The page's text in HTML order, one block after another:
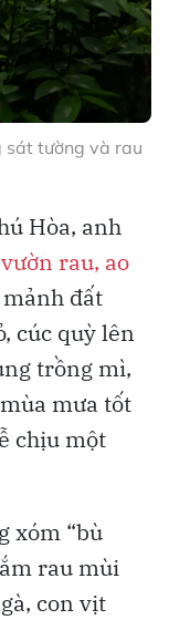
sát tường và rau
Hòa, anh
vườn rau, ao
đất
cúc quỳ lên
trồng mì,
mưa tốt
chịu một
xóm “bù
rau mùi
con vịt